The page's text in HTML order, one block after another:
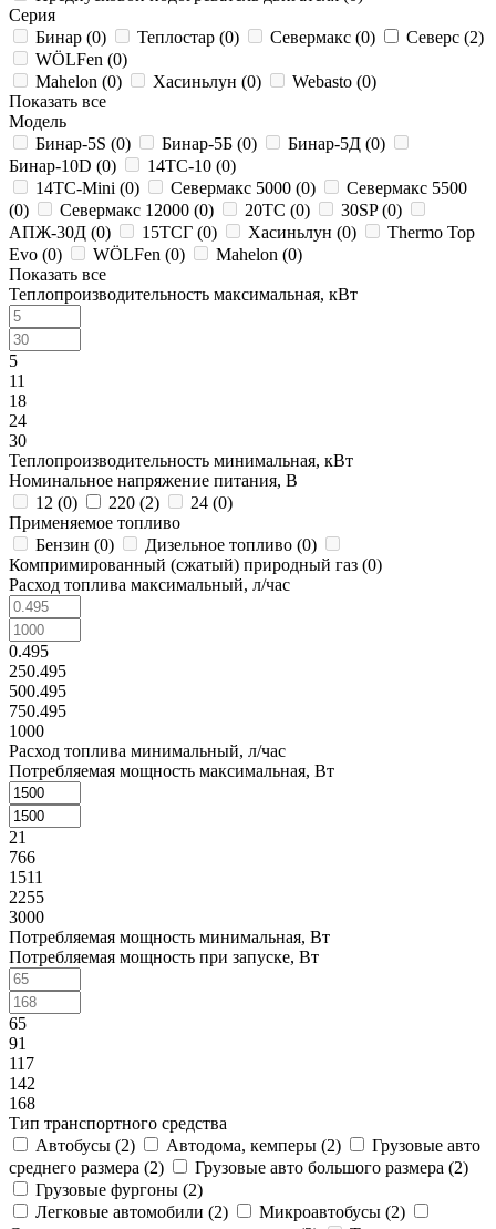
Серия
Бинар (0) Теплостар (0) Севермакс (0) Северс (2)
WÖLFen (0)
Mahelon (0) Хасиньлун (0) Webasto (0)
Показать все
Модель
Бинар-5S (0) Бинар-5Б (0) Бинар-5Д (0)
Бинар-10D (0) 14ТС-10 (0)
14ТС-Mini (0) Севермакс 5000 (0)
Севермакс 5500
(0) Севермакс 12000 (0) 20ТС (0) 30SP (0)
АПЖ-30Д (0) 15ТСГ (0) Хасиньлун (0)
Thermo Top
Evo (0) WÖLFen (0) Mahelon (0)
Показать все
Теплопроизводительность максимальная, кВт
5
11
18
24
30
Теплопроизводительность минимальная, кВт
Номинальное напряжение питания, В
12 (0) 220 (2) 24 (0)
Применяемое топливо
Бензин (0) Дизельное топливо (0)
Компримированный (сжатый) природный газ (0)
Расход топлива максимальный, л/час
0.495
250.495
500.495
750.495
1000
Расход топлива минимальный, л/час
Потребляемая мощность максимальная, Вт
21
766
1511
2255
3000
Потребляемая мощность минимальная, Вт
Потребляемая мощность при запуске, Вт
65
91
117
142
168
Тип транспортного средства
Автобусы (2) Автодома, кемперы (2)
Грузовые авто
среднего размера (2) Грузовые авто большого размера (2)
Грузовые фургоны (2)
Легковые автомобили (2) Микроавтобусы (2)